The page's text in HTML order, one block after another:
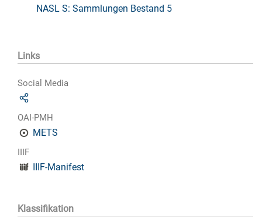
NASL S: Sammlungen Bestand 5
Links
Social Media
OAI-PMH
METS
IIIF
IIIF-Manifest
Klassifikation